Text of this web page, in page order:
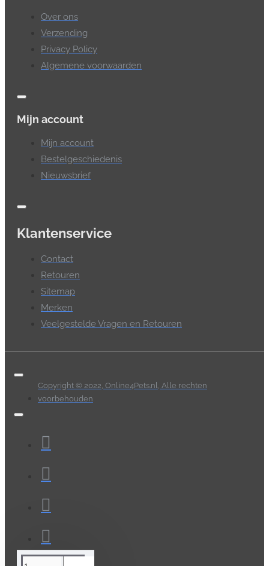
Over ons
Verzending
Privacy Policy
Algemene voorwaarden
Mijn account
Mijn account
Bestelgeschiedenis
Nieuwsbrief
Klantenservice
Contact
Retouren
Sitemap
Merken
Veelgestelde Vragen en Retouren
Copyright © 2022, Online4Pets.nl, Alle rechten
voorbehouden